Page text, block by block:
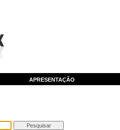
APRESENTAÇÃO